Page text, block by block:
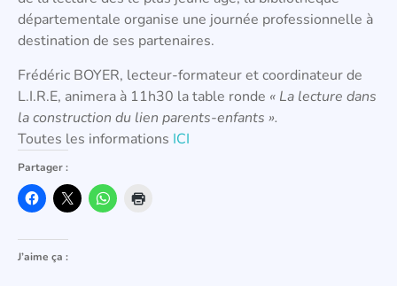
départementale organise une journée professionnelle à
destination de ses partenaires.
Frédéric BOYER, lecteur-formateur et coordinateur de
L.I.R.E, animera à 11h30 la table ronde « La lecture dans
la construction du lien parents-enfants ».
Toutes les informations ICI
Partager :
J’aime ça :